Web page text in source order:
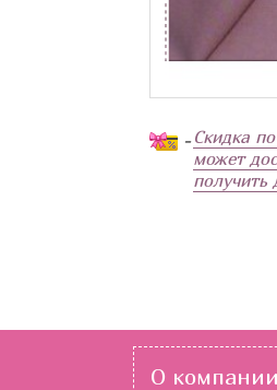
- Скидка
может
получить
О компании